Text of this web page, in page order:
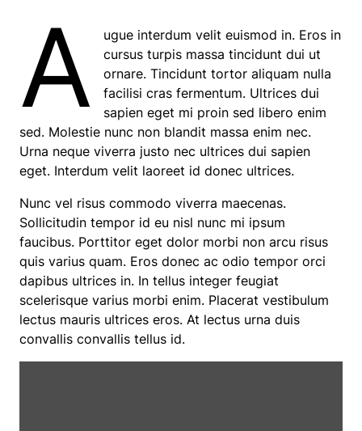
A
ugue interdum velit euismod in. Eros in
cursus turpis massa tincidunt dui ut
ornare. Tincidunt tortor aliquam nulla
facilisi cras fermentum. Ultrices dui
sapien eget mi proin sed libero enim
sed. Molestie nunc non blandit massa enim nec.
Urna neque viverra justo nec ultrices dui sapien
eget. Interdum velit laoreet id donec ultrices.
Nunc vel risus commodo viverra maecenas.
Sollicitudin tempor id eu nisl nunc mi ipsum
faucibus. Porttitor eget dolor morbi non arcu risus
quis varius quam. Eros donec ac odio tempor orci
dapibus ultrices in. In tellus integer feugiat
scelerisque varius morbi enim. Placerat vestibulum
lectus mauris ultrices eros. At lectus urna duis
convallis convallis tellus id.